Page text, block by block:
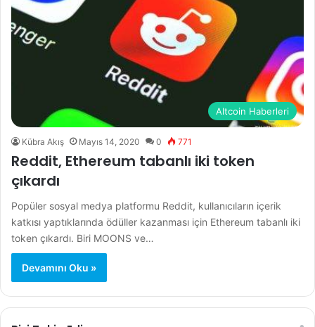
Altcoin Haberleri
Kübra Akış Mayıs 14, 2020 0 771
Reddit, Ethereum tabanlı iki token
çıkardı
Popüler sosyal medya platformu Reddit, kullanıcıların içerik
katkısı yaptıklarında ödüller kazanması için Ethereum tabanlı iki
token çıkardı. Biri MOONS ve…
Devamını Oku »